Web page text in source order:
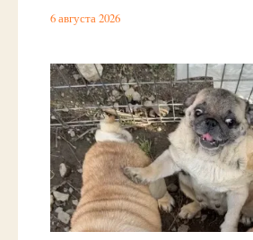
6 августа 2026